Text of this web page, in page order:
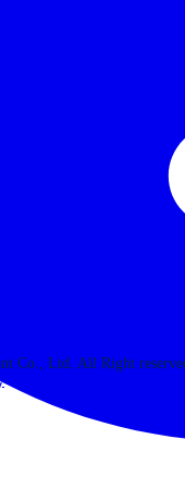
Co., Ltd. All Right